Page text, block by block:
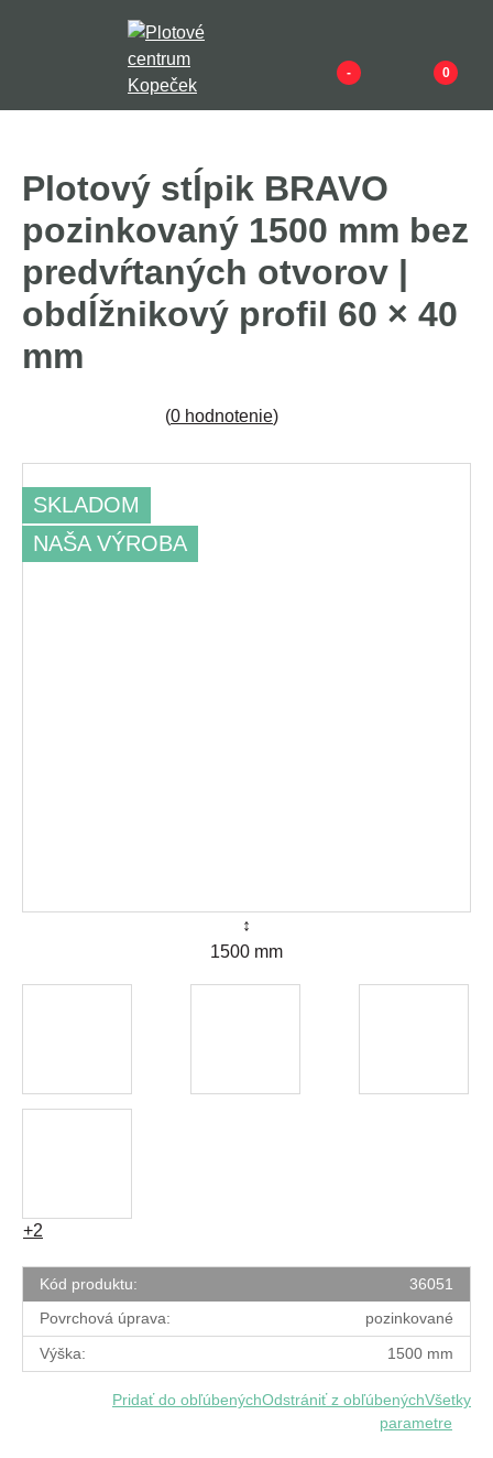
- 0
Plotový stĺpik BRAVO
pozinkovaný 1500 mm bez
predvŕtaných otvorov |
obdĺžnikový profil 60 × 40
mm
(0 hodnotenie)
SKLADOM
NAŠA VÝROBA
↕
1500 mm
+2
Kód produktu:
36051
Povrchová úprava:
pozinkované
Výška:
1500 mm
Pridať do obľúbenýchOdstrániť z obľúbenýchVšetky
parametre